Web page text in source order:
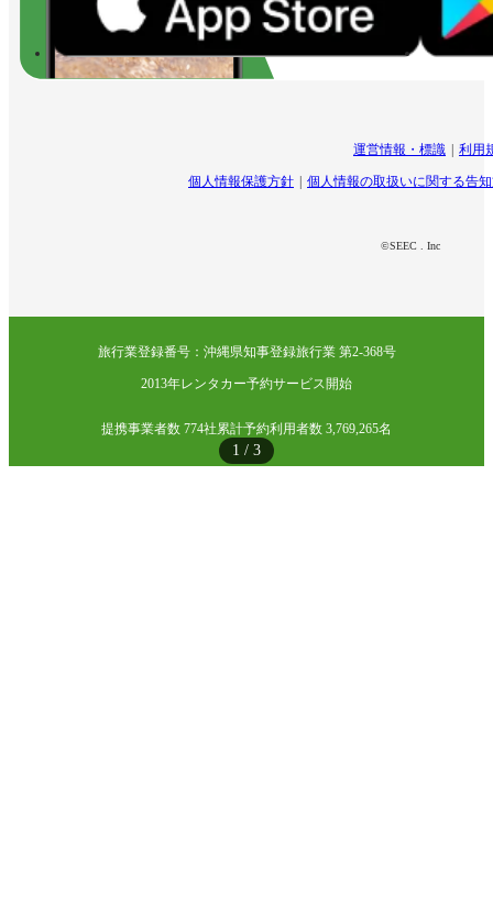
1 / 3
運営情報・標識 利用
個人情報保護方針 個人情報の取扱いに関する告
©SEEC . Inc
旅行業登録番号：沖縄県知事登録旅行業 第2-368号
2013年レンタカー予約サービス開始
提携事業者数 774社累計予約利用者数 3,769,265名